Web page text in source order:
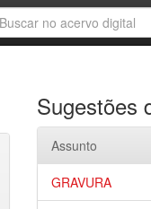
Sugestões
Assunto
GRAVURA